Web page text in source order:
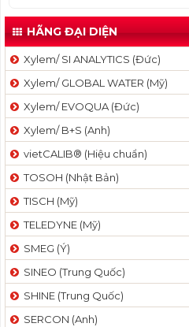
HÃNG ĐẠI DIỆN
Xylem/ SI ANALYTICS (Đức)
Xylem/ GLOBAL WATER (Mỹ)
Xylem/ EVOQUA (Đức)
Xylem/ B+S (Anh)
vietCALIB® (Hiệu chuẩn)
TOSOH (Nhật Bản)
TISCH (Mỹ)
TELEDYNE (Mỹ)
SMEG (Ý)
SINEO (Trung Quốc)
SHINE (Trung Quốc)
SERCON (Anh)